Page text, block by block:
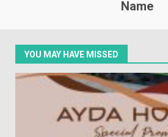
Name
YOU MAY HAVE MISSED